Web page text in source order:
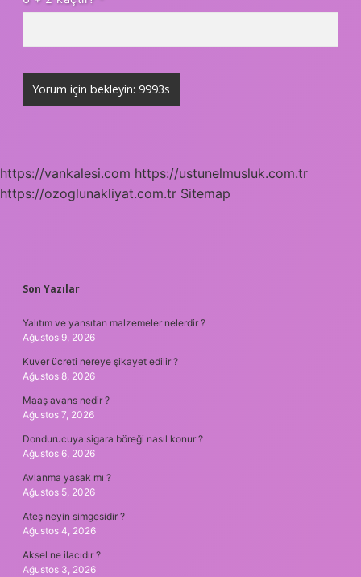
https://vankalesi.com https://ustunelmusluk.com.tr
https://ozoglunakliyat.com.tr Sitemap
SIDEBAR
Son Yazılar
Yalıtım ve yansıtan malzemeler nelerdir ?
Ağustos 9, 2026
Kuver ücreti nereye şikayet edilir ?
Ağustos 8, 2026
Maaş avans nedir ?
Ağustos 7, 2026
Dondurucuya sigara böreği nasıl konur ?
Ağustos 6, 2026
Avlanma yasak mı ?
Ağustos 5, 2026
Ateş neyin simgesidir ?
Ağustos 4, 2026
Aksel ne ilacıdır ?
Ağustos 3, 2026